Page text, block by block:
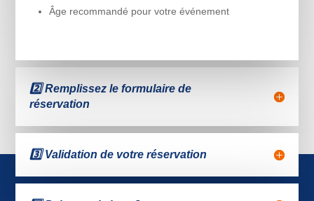
Âge recommandé pour votre événement
2️⃣ Remplissez le formulaire de
réservation
3️⃣ Validation de votre réservation